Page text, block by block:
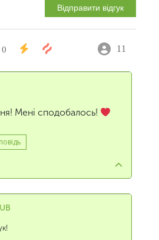
0 11
Мені сподобалось!